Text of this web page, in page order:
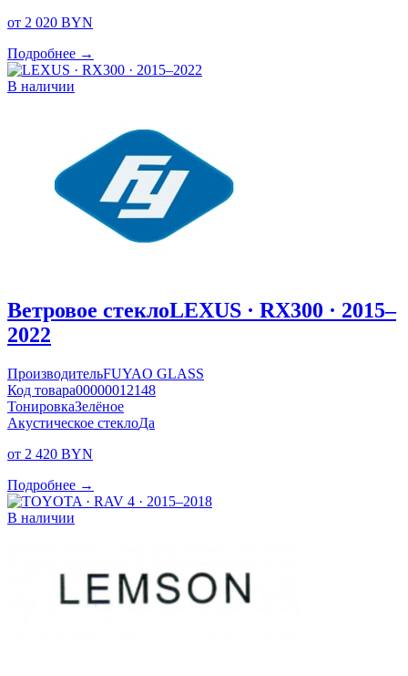
от 2 020 BYN
Подробнее →
В наличии
Ветровое стеклоLEXUS · RX300 · 2015–
2022
ПроизводительFUYAO GLASS
Код товара00000012148
ТонировкаЗелёное
Акустическое стеклоДа
от 2 420 BYN
Подробнее →
В наличии